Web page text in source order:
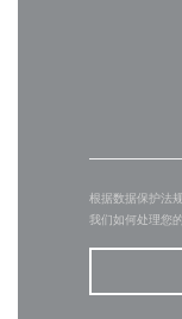
根据数据保护法
我们如何处理您